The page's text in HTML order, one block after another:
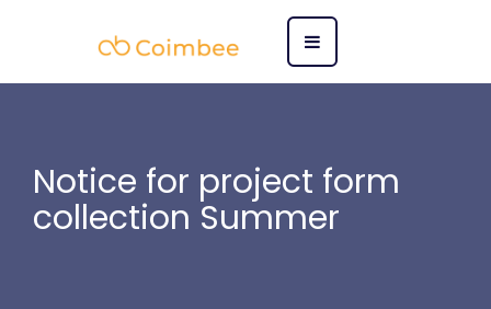
Notice for project form
collection Summer